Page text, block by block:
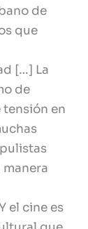
de
que
[…] La
de
tensión en
manera
el cine es